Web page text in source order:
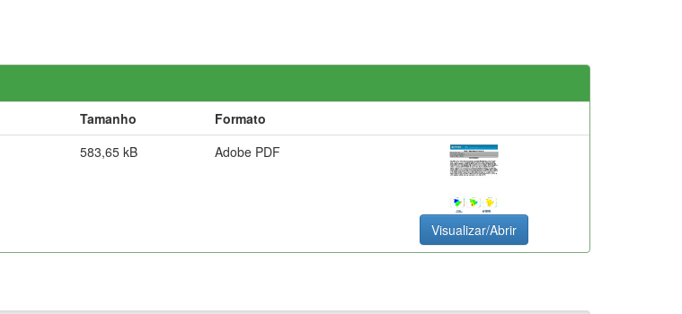
Tamanho
Formato
583,65 kB Adobe PDF
Visualizar/Abrir